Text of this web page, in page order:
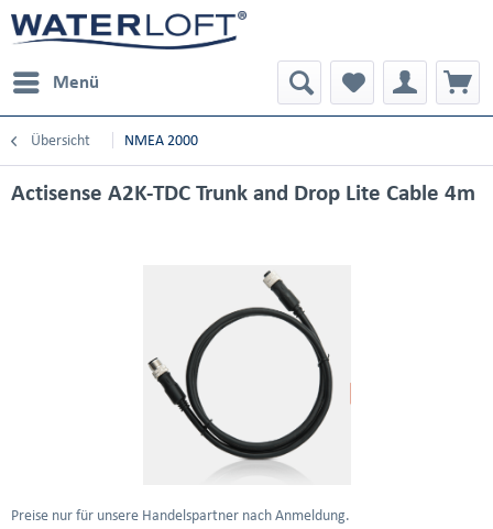
Menü
Übersicht NMEA 2000
Actisense A2K-TDC Trunk and Drop Lite Cable 4m
Preise nur für unsere Handelspartner nach Anmeldung.